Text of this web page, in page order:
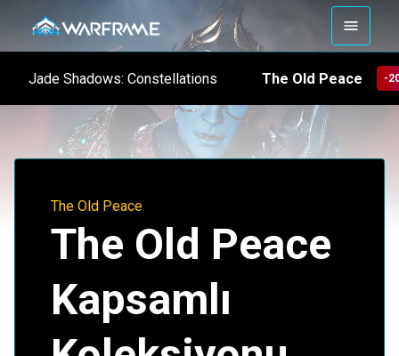
Jade Shadows: Constellations The Old Peace -
The Old Peace
The Old Peace
Kapsamlı